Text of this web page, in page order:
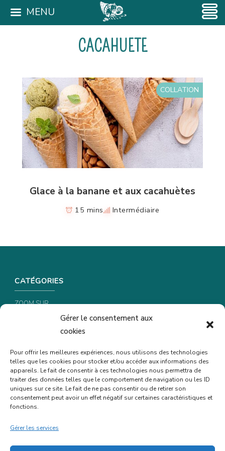
Gérer le consentement aux
cookies
Pour offrir les meilleures expériences, nous utilisons des technologies
telles que les cookies pour stocker et/ou accéder aux informations des
appareils. Le fait de consentir à ces technologies nous permettra de
traiter des données telles que le comportement de navigation ou les ID
uniques sur ce site. Le fait de ne pas consentir ou de retirer son
consentement peut avoir un effet négatif sur certaines caractéristiques et
fonctions.
Gérer les services
CACAHUETE
COLLATION
Glace à la banane et aux cacahuètes
15 mins Intermédiaire
CATÉGORIES
ZOOM SUR …
CONSEILS & ASTUCES
INFORMATIONS & CONFIDENTIALITÉ
POLITIQUE DE CONFIDENTIALITÉ
POLITIQUE DE COOKIES (UE)
MENU